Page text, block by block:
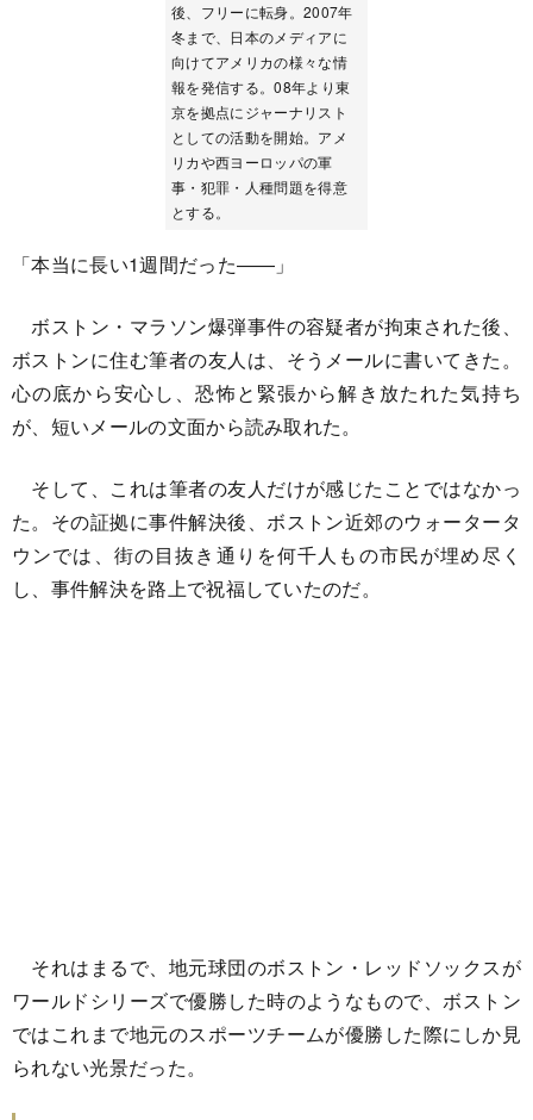
後、フリーに転身。2007年
冬まで、日本のメディアに
向けてアメリカの様々な情
報を発信する。08年より東
京を拠点にジャーナリスト
としての活動を開始。アメ
リカや西ヨーロッパの軍
事・犯罪・人種問題を得意
とする。
「本当に長い1週間だった――」
ボストン・マラソン爆弾事件の容疑者が拘束された後、
ボストンに住む筆者の友人は、そうメールに書いてきた。
心の底から安心し、恐怖と緊張から解き放たれた気持ち
が、短いメールの文面から読み取れた。
そして、これは筆者の友人だけが感じたことではなかっ
た。その証拠に事件解決後、ボストン近郊のウォータータ
ウンでは、街の目抜き通りを何千人もの市民が埋め尽く
し、事件解決を路上で祝福していたのだ。
それはまるで、地元球団のボストン・レッドソックスが
ワールドシリーズで優勝した時のようなもので、ボストン
ではこれまで地元のスポーツチームが優勝した際にしか見
られない光景だった。